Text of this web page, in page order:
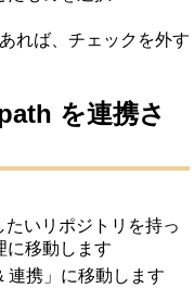
れば、チェックを外す
を連携さ
いリポジトリを持っ
に移動します
連携」に移動します